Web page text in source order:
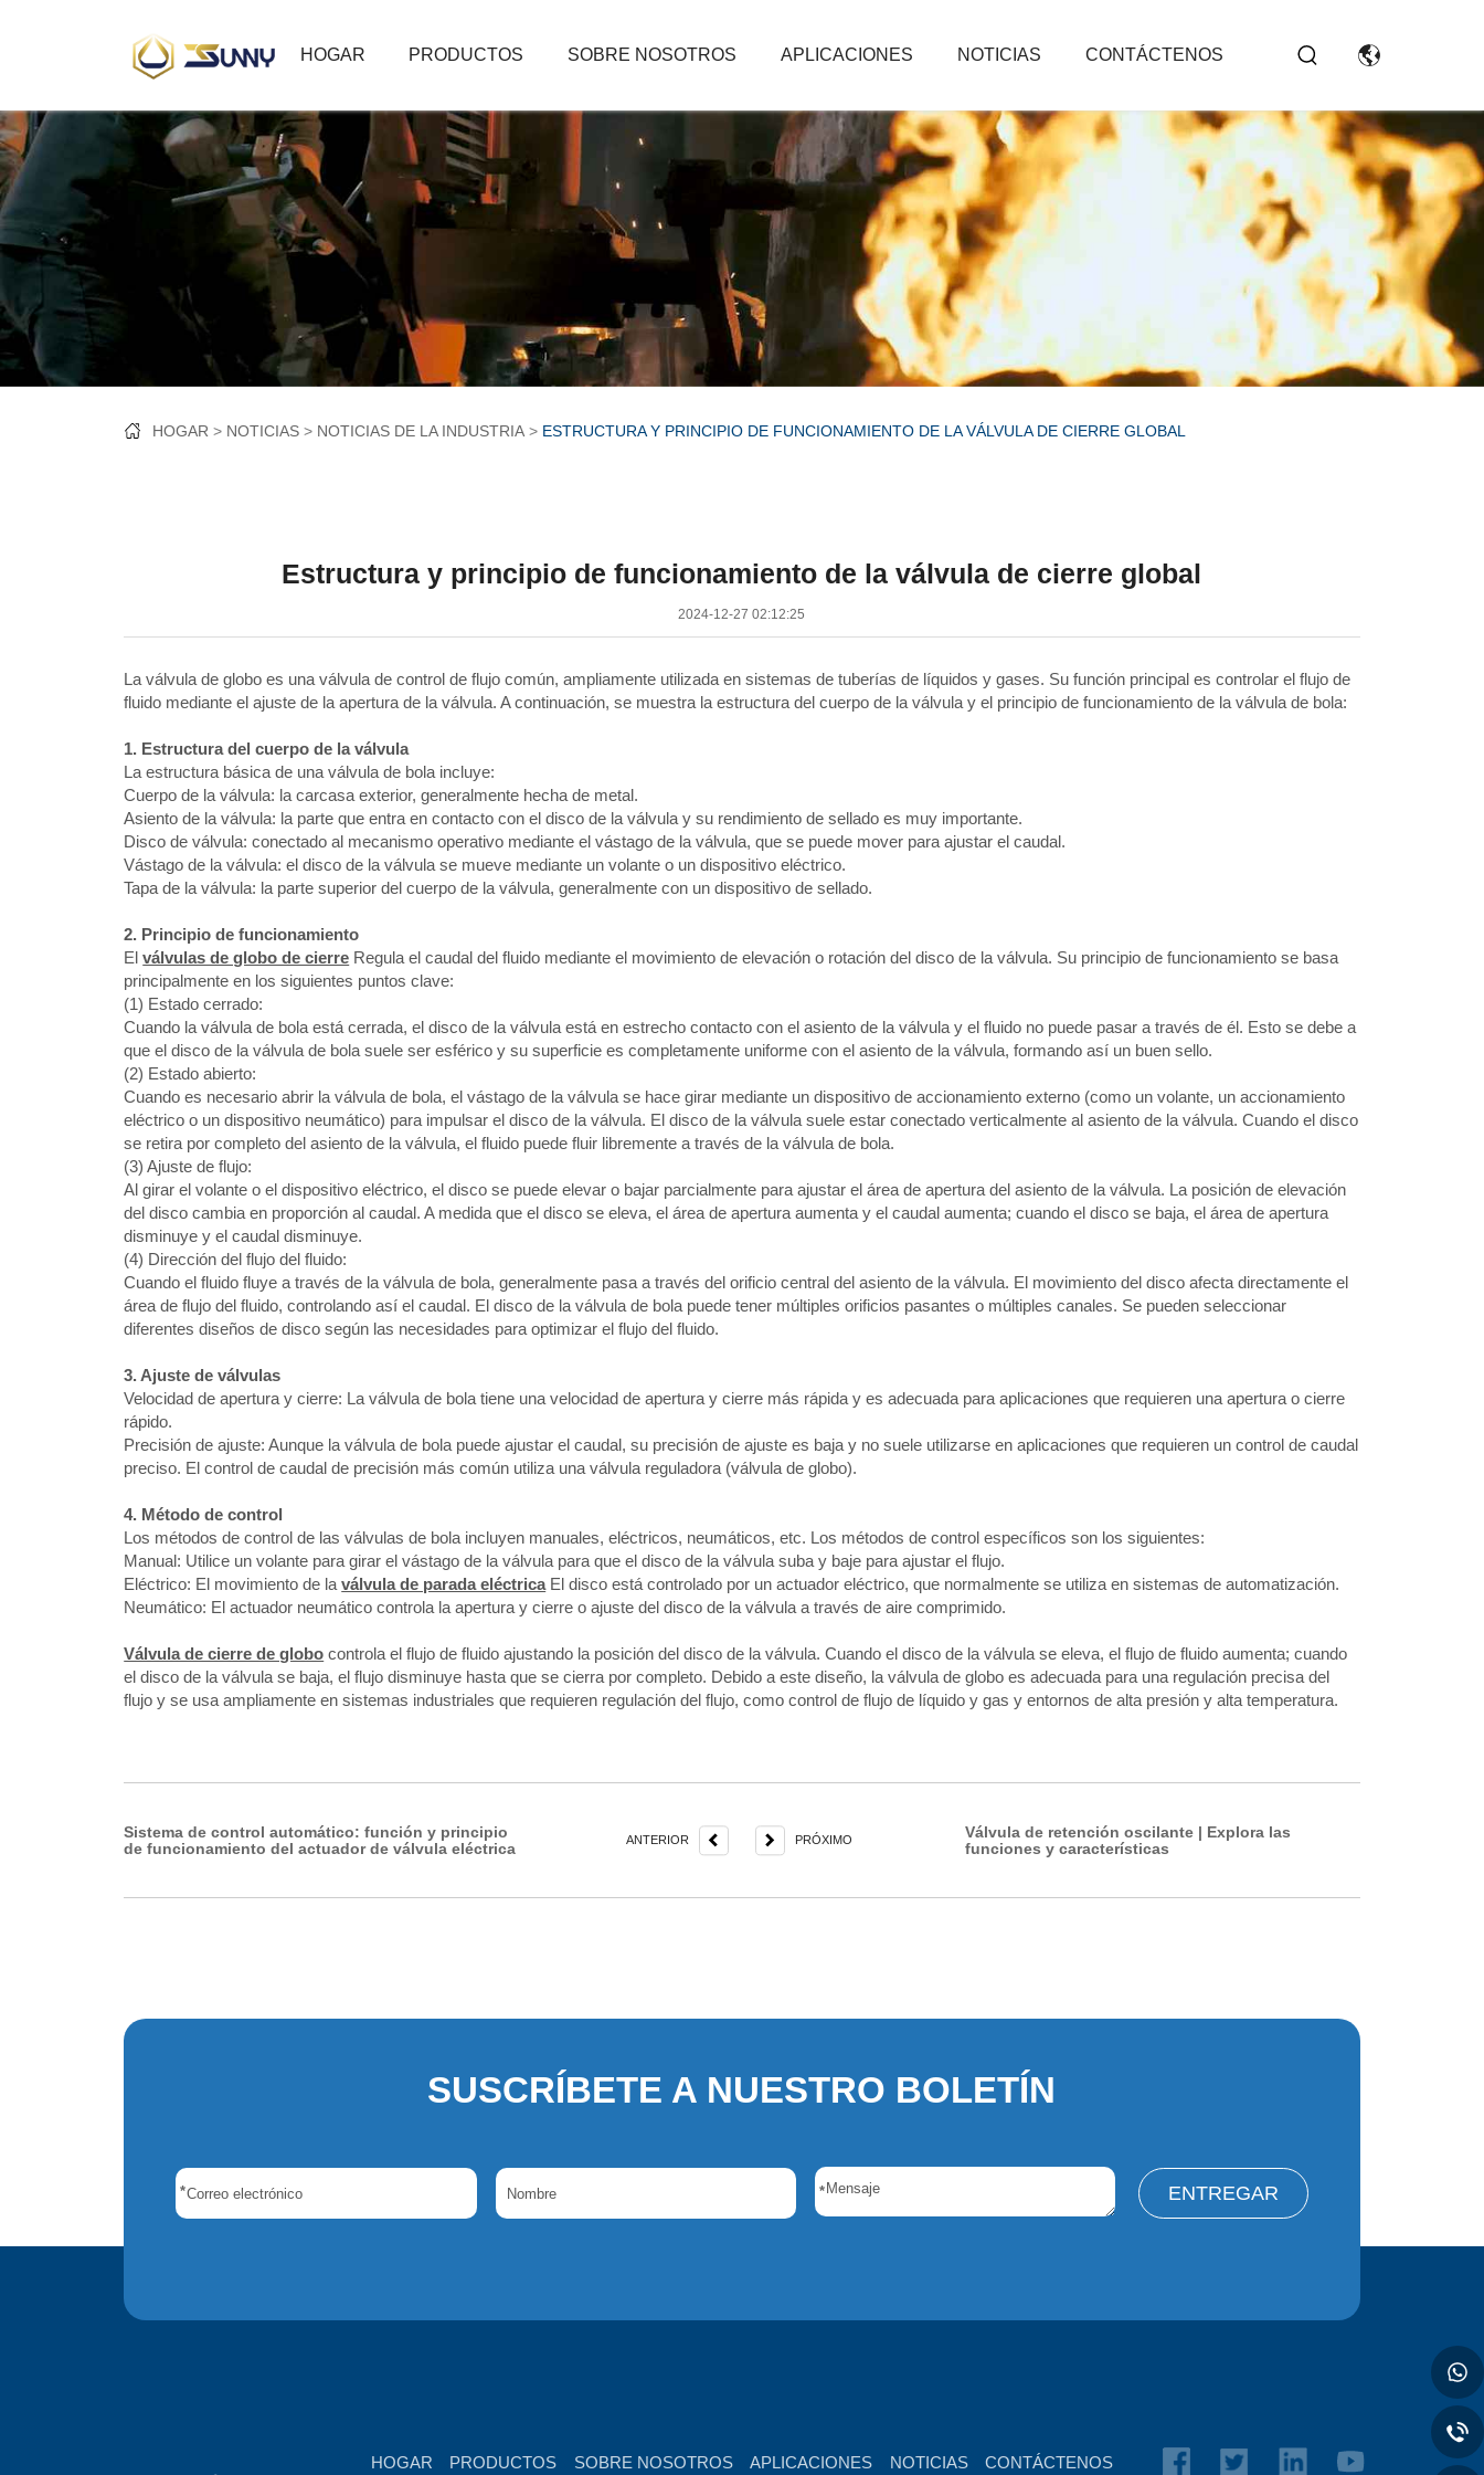
HOGAR PRODUCTOS SOBRE NOSOTROS APLICACIONES NOTICIAS CONTÁCTENOS
HOGAR NOTICIAS NOTICIAS DE LA INDUSTRIA ESTRUCTURA Y PRINCIPIO DE FUNCIONAMIENTO DE LA VÁLVULA DE CIERRE GLOBAL
Estructura y principio de funcionamiento de la válvula de cierre global
2024-12-27 02:12:25
La válvula de globo es una válvula de control de flujo común, ampliamente utilizada en sistemas de tuberías de líquidos y gases. Su función principal es controlar el flujo de
fluido mediante el ajuste de la apertura de la válvula. A continuación, se muestra la estructura del cuerpo de la válvula y el principio de funcionamiento de la válvula de bola:
1. Estructura del cuerpo de la válvula
La estructura básica de una válvula de bola incluye:
Cuerpo de la válvula: la carcasa exterior, generalmente hecha de metal.
Asiento de la válvula: la parte que entra en contacto con el disco de la válvula y su rendimiento de sellado es muy importante.
Disco de válvula: conectado al mecanismo operativo mediante el vástago de la válvula, que se puede mover para ajustar el caudal.
Vástago de la válvula: el disco de la válvula se mueve mediante un volante o un dispositivo eléctrico.
Tapa de la válvula: la parte superior del cuerpo de la válvula, generalmente con un dispositivo de sellado.
2. Principio de funcionamiento
Elválvulas de globo de cierre Regula el caudal del fluido mediante el movimiento de elevación o rotación del disco de la válvula. Su principio de funcionamiento se basa
principalmente en los siguientes puntos clave:
(1) Estado cerrado:
Cuando la válvula de bola está cerrada, el disco de la válvula está en estrecho contacto con el asiento de la válvula y el fluido no puede pasar a través de él. Esto se debe a
que el disco de la válvula de bola suele ser esférico y su superficie es completamente uniforme con el asiento de la válvula, formando así un buen sello.
(2) Estado abierto:
Cuando es necesario abrir la válvula de bola, el vástago de la válvula se hace girar mediante un dispositivo de accionamiento externo (como un volante, un accionamiento
eléctrico o un dispositivo neumático) para impulsar el disco de la válvula. El disco de la válvula suele estar conectado verticalmente al asiento de la válvula. Cuando el disco
se retira por completo del asiento de la válvula, el fluido puede fluir libremente a través de la válvula de bola.
(3) Ajuste de flujo:
Al girar el volante o el dispositivo eléctrico, el disco se puede elevar o bajar parcialmente para ajustar el área de apertura del asiento de la válvula. La posición de elevación
del disco cambia en proporción al caudal. A medida que el disco se eleva, el área de apertura aumenta y el caudal aumenta; cuando el disco se baja, el área de apertura
disminuye y el caudal disminuye.
(4) Dirección del flujo del fluido:
Cuando el fluido fluye a través de la válvula de bola, generalmente pasa a través del orificio central del asiento de la válvula. El movimiento del disco afecta directamente el
área de flujo del fluido, controlando así el caudal. El disco de la válvula de bola puede tener múltiples orificios pasantes o múltiples canales. Se pueden seleccionar
diferentes diseños de disco según las necesidades para optimizar el flujo del fluido.
3. Ajuste de válvulas
Velocidad de apertura y cierre: La válvula de bola tiene una velocidad de apertura y cierre más rápida y es adecuada para aplicaciones que requieren una apertura o cierre
rápido.
Precisión de ajuste: Aunque la válvula de bola puede ajustar el caudal, su precisión de ajuste es baja y no suele utilizarse en aplicaciones que requieren un control de caudal
preciso. El control de caudal de precisión más común utiliza una válvula reguladora (válvula de globo).
4. Método de control
Los métodos de control de las válvulas de bola incluyen manuales, eléctricos, neumáticos, etc. Los métodos de control específicos son los siguientes:
Manual: Utilice un volante para girar el vástago de la válvula para que el disco de la válvula suba y baje para ajustar el flujo.
Eléctrico: El movimiento de laválvula de parada eléctricaEl disco está controlado por un actuador eléctrico, que normalmente se utiliza en sistemas de automatización.
Neumático: El actuador neumático controla la apertura y cierre o ajuste del disco de la válvula a través de aire comprimido.
Válvula de cierre de globo controla el flujo de fluido ajustando la posición del disco de la válvula. Cuando el disco de la válvula se eleva, el flujo de fluido aumenta; cuando
el disco de la válvula se baja, el flujo disminuye hasta que se cierra por completo. Debido a este diseño, la válvula de globo es adecuada para una regulación precisa del
flujo y se usa ampliamente en sistemas industriales que requieren regulación del flujo, como control de flujo de líquido y gas y entornos de alta presión y alta temperatura.
Sistema de control automático: función y principio
de funcionamiento del actuador de válvula eléctrica
Válvula de retención oscilante | Explora las
funciones y características
ANTERIOR PRÓXIMO
SUSCRÍBETE A NUESTRO BOLETÍN
* * ENTREGAR
HOGAR PRODUCTOS SOBRE NOSOTROS APLICACIONES NOTICIAS CONTÁCTENOS